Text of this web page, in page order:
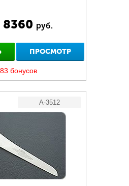
8360 руб.
ПРОСМОТР
бонусов
A-3512